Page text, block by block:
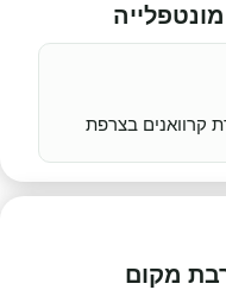
קרוואנים בצרפת
מקום